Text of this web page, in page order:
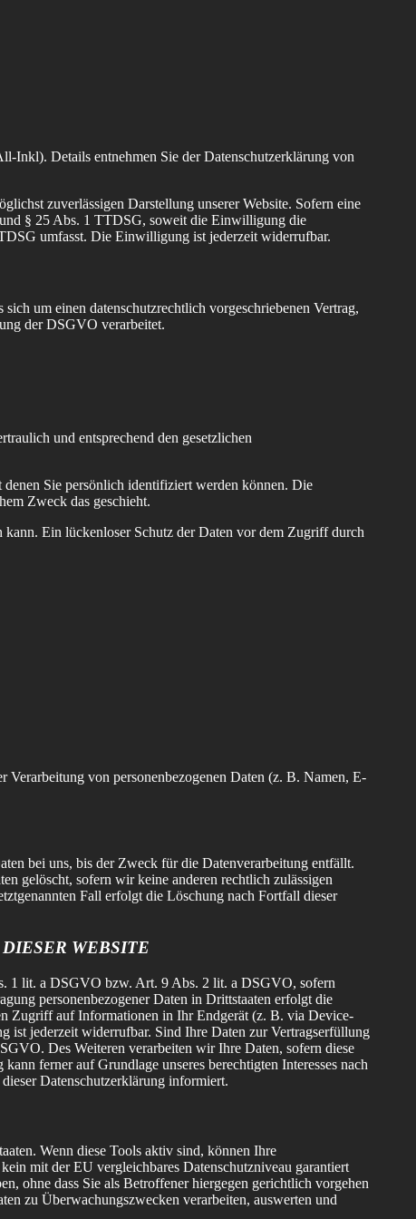
Details entnehmen Sie der Datenschutzerklärung von
zuverlässigen Darstellung unserer Website. Sofern eine
§ 25 Abs. 1 TTDSG, soweit die Einwilligung die
umfasst. Die Einwilligung ist jederzeit widerrufbar.
um einen datenschutzrechtlich vorgeschriebenen Vertrag,
der DSGVO verarbeitet.
und entsprechend den gesetzlichen
denen Sie persönlich identifiziert werden können. Die
Zweck das geschieht.
Ein lückenloser Schutz der Daten vor dem Zugriff durch
von personenbezogenen Daten (z. B. Namen, E-
bei uns, bis der Zweck für die Datenverarbeitung entfällt.
gelöscht, sofern wir keine anderen rechtlich zulässigen
Fall erfolgt die Löschung nach Fortfall dieser
WEBSITE
1 lit. a DSGVO bzw. Art. 9 Abs. 2 lit. a DSGVO, sofern
personenbezogener Daten in Drittstaaten erfolgt die
Zugriff auf Informationen in Ihr Endgerät (z. B. via Device-
jederzeit widerrufbar. Sind Ihre Daten zur Vertragserfüllung
Des Weiteren verarbeiten wir Ihre Daten, sofern diese
ferner auf Grundlage unseres berechtigten Interesses nach
Datenschutzerklärung informiert.
Wenn diese Tools aktiv sind, können Ihre
mit der EU vergleichbares Datenschutzniveau garantiert
ohne dass Sie als Betroffener hiergegen gerichtlich vorgehen
zu Überwachungszwecken verarbeiten, auswerten und